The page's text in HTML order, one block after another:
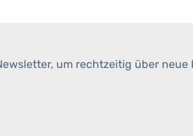
um rechtzeitig über